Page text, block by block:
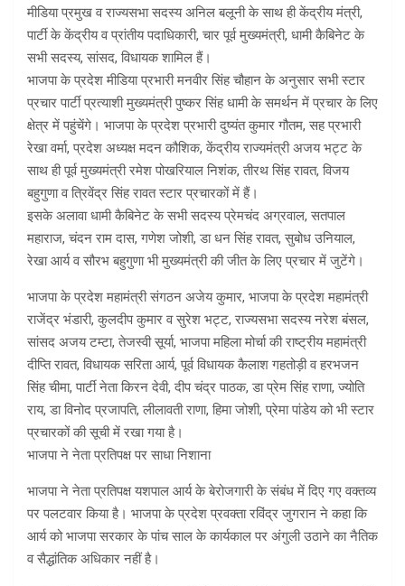
मीडिया प्रमुख व राज्यसभा सदस्य अनिल बलूनी के साथ ही केंद्रीय मंत्री,
पार्टी के केंद्रीय व प्रांतीय पदाधिकारी, चार पूर्व मुख्यमंत्री, धामी कैबिनेट के
सभी सदस्य, सांसद, विधायक शामिल हैं।
भाजपा के प्रदेश मीडिया प्रभारी मनवीर सिंह चौहान के अनुसार सभी स्टार
प्रचार पार्टी प्रत्याशी मुख्यमंत्री पुष्कर सिंह धामी के समर्थन में प्रचार के लिए
क्षेत्र में पहुंचेंगे। भाजपा के प्रदेश प्रभारी दुष्यंत कुमार गौतम, सह प्रभारी
रेखा वर्मा, प्रदेश अध्यक्ष मदन कौशिक, केंद्रीय राज्यमंत्री अजय भट्ट के
साथ ही पूर्व मुख्यमंत्री रमेश पोखरियाल निशंक, तीरथ सिंह रावत, विजय
बहुगुणा व त्रिवेंद्र सिंह रावत स्टार प्रचारकों में हैं।
इसके अलावा धामी कैबिनेट के सभी सदस्य प्रेमचंद अग्रवाल, सतपाल
महाराज, चंदन राम दास, गणेश जोशी, डा धन सिंह रावत, सुबोध उनियाल,
रेखा आर्य व सौरभ बहुगुणा भी मुख्यमंत्री की जीत के लिए प्रचार में जुटेंगे।
भाजपा के प्रदेश महामंत्री संगठन अजेय कुमार, भाजपा के प्रदेश महामंत्री
राजेंद्र भंडारी, कुलदीप कुमार व सुरेश भट्ट, राज्यसभा सदस्य नरेश बंसल,
सांसद अजय टम्टा, तेजस्वी सूर्या, भाजपा महिला मोर्चा की राष्ट्रीय महामंत्री
दीप्ति रावत, विधायक सरिता आर्य, पूर्व विधायक कैलाश गहतोड़ी व हरभजन
सिंह चीमा, पार्टी नेता किरन देवी, दीप चंद्र पाठक, डा प्रेम सिंह राणा, ज्योति
राय, डा विनोद प्रजापति, लीलावती राणा, हिमा जोशी, प्रेमा पांडेय को भी स्टार
प्रचारकों की सूची में रखा गया है।
भाजपा ने नेता प्रतिपक्ष पर साधा निशाना
भाजपा ने नेता प्रतिपक्ष यशपाल आर्य के बेरोजगारी के संबंध में दिए गए वक्तव्य
पर पलटवार किया है। भाजपा के प्रदेश प्रवक्ता रविंद्र जुगरान ने कहा कि
आर्य को भाजपा सरकार के पांच साल के कार्यकाल पर अंगुली उठाने का नैतिक
व सैद्धांतिक अधिकार नहीं है।